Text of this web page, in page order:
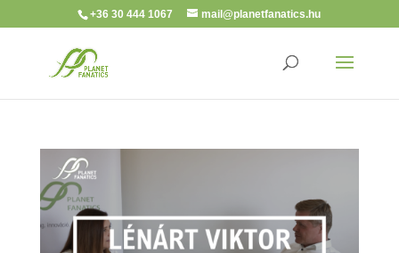
+36 30 444 1067 mail@planetfanatics.hu